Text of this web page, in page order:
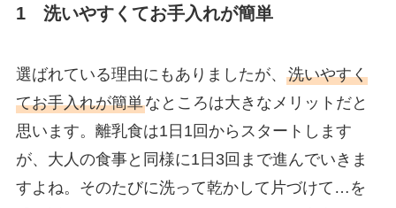
1 洗いやすくてお手入れが簡単
選ばれている理由にもありましたが、 洗いやすく
てお手入れが簡単なところは大きなメリットだと
思います。離乳食は1日1回からスタートします
が、大人の食事と同様に1日3回まで進んでいきま
すよね。そのたびに洗って乾かして片づけて…を